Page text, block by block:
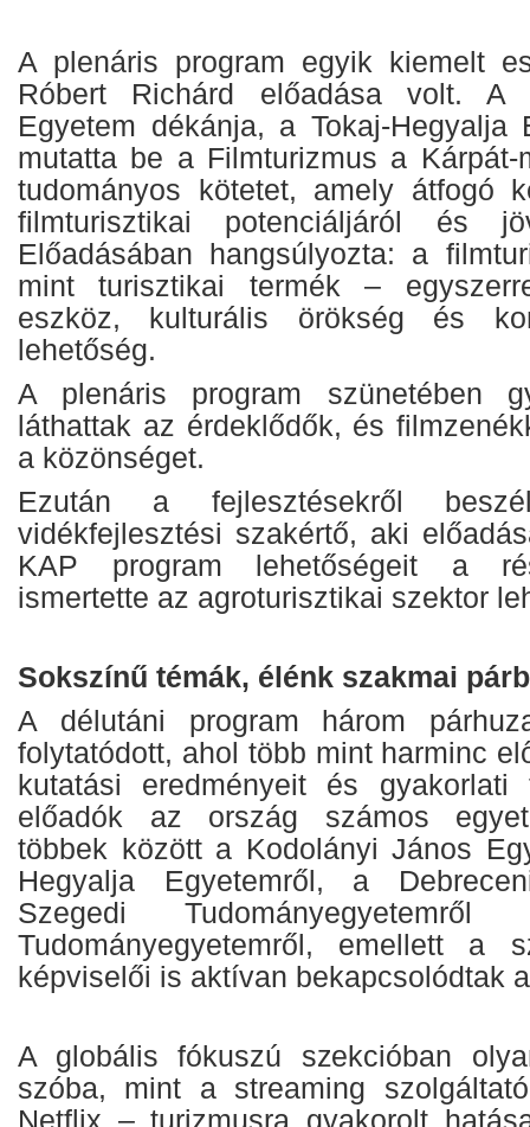
A plenáris program egyik kiemelt
Róbert Richárd előadása volt. A
Egyetem dékánja, a Tokaj-Hegyalja
mutatta be a Filmturizmus a Kárpát-
tudományos kötetet, amely átfogó
filmturisztikai potenciáljáról és
Előadásában hangsúlyozta: a
mint turisztikai termék –
eszköz, kulturális örökség és
lehetőség.
A plenáris program szünetében
láthattak az érdeklődők, és
a közönséget.
Ezután a fejlesztésekről
vidékfejlesztési szakértő, aki
KAP program lehetőségeit a
ismertette az agroturisztikai szektor
Sokszínű témák, élénk szakmai
A délutáni program három
folytatódott, ahol több mint harminc
kutatási eredményeit és gyakorlati
előadók az ország számos
többek között a Kodolányi János
Hegyalja Egyetemről, a
Szegedi
Tudományegyetemről, emellett a
képviselői is aktívan bekapcsolódtak
A globális fókuszú szekcióban
szóba, mint a streaming
Netflix – turizmusra gyakorolt